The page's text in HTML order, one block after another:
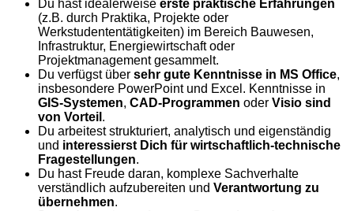
Du hast idealerweise erste praktische Erfahrungen
(z.B. durch Praktika, Projekte oder
Werkstudententätigkeiten) im Bereich Bauwesen,
Infrastruktur, Energiewirtschaft oder
Projektmanagement gesammelt.
Du verfügst über sehr gute Kenntnisse in MS Office,
insbesondere PowerPoint und Excel. Kenntnisse in
GIS-Systemen, CAD-Programmen oder Visio sind
von Vorteil .
Du arbeitest strukturiert, analytisch und eigenständig
und interessierst Dich für wirtschaftlich-technische
Fragestellungen.
Du hast Freude daran, komplexe Sachverhalte
verständlich aufzubereiten und Verantwortung zu
übernehmen.